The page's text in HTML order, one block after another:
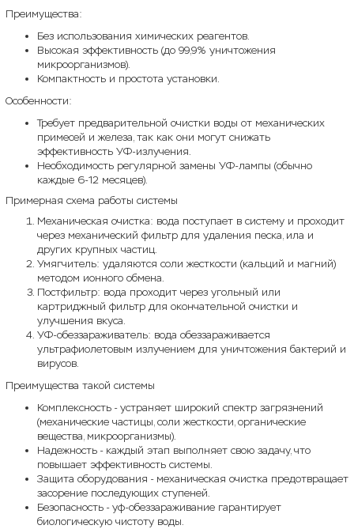
Преимущества:
Без использования химических реагентов.
Высокая эффективность (до 99,9% уничтожения
микроорганизмов).
Компактность и простота установки.
Особенности:
Требует предварительной очистки воды от механических
примесей и железа, так как они могут снижать
эффективность УФ-излучения.
Необходимость регулярной замены УФ-лампы (обычно
каждые 6-12 месяцев).
Примерная схема работы системы
Механическая очистка: вода поступает в систему и проходит
через механический фильтр для удаления песка, ила и
других крупных частиц.
Умягчитель: удаляются соли жесткости (кальций и магний)
методом ионного обмена.
Постфильтр: вода проходит через угольный или
картриджный фильтр для окончательной очистки и
улучшения вкуса.
УФ-обеззараживатель: вода обеззараживается
ультрафиолетовым излучением для уничтожения бактерий и
вирусов.
Преимущества такой системы
Комплексность - устраняет широкий спектр загрязнений
(механические частицы, соли жесткости, органические
вещества, микроорганизмы).
Надежность - каждый этап выполняет свою задачу, что
повышает эффективность системы.
Защита оборудования - механическая очистка предотвращает
засорение последующих ступеней.
Безопасность - уф-обеззараживание гарантирует
биологическую чистоту воды.